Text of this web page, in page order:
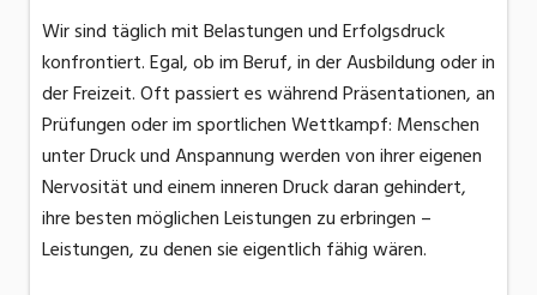
Wir sind täglich mit Belastungen und Erfolgsdruck
konfrontiert. Egal, ob im Beruf, in der Ausbildung oder in
der Freizeit. Oft passiert es während Präsentationen, an
Prüfungen oder im sportlichen Wettkampf: Menschen
unter Druck und Anspannung werden von ihrer eigenen
Nervosität und einem inneren Druck daran gehindert,
ihre besten möglichen Leistungen zu erbringen –
Leistungen, zu denen sie eigentlich fähig wären.